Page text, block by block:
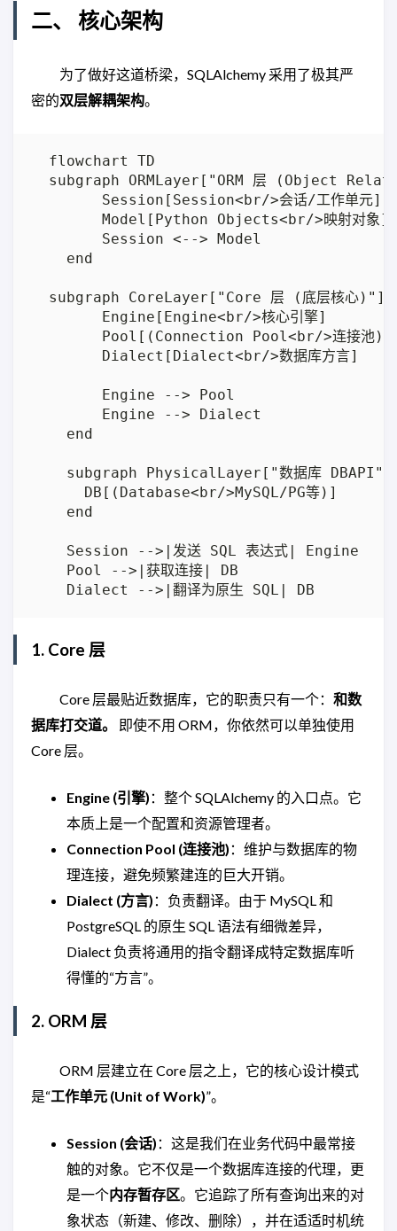
二、 核心架构
为了做好这道桥梁，SQLAlchemy 采用了极其严
密的双层解耦架构。
  flowchart TD
subgraph ORMLayer["ORM 层 (Object
        Session[Session<br/>会话/工作单元]
        Model[Python Objects<br/>映射对象]
        Session <--> Model
    end
  subgraph CoreLayer["Core 层 (底层核心)"]
        Engine[Engine<br/>核心引擎]
        Pool[(Connection Pool<br/>连接池)]
        Dialect[Dialect<br/>数据库方言]
        Engine --> Pool
        Engine --> Dialect
    end
    subgraph PhysicalLayer["数据库 DBAPI"]
      DB[(Database<br/>MySQL/PG等)]
    end
    Session -->|发送 SQL 表达式| Engine
    Pool -->|获取连接| DB
1. Core 层
Core 层最贴近数据库，它的职责只有一个： 和数
据库打交道。
即使不用 ORM，你依然可以单独使用
Core 层。
Engine (引擎) ：整个 SQLAlchemy 的入口点。它
本质上是一个配置和资源管理者。
Connection Pool (连接池) ：维护与数据库的物
理连接，避免频繁建连的巨大开销。
Dialect (方言) ：负责翻译。由于 MySQL 和
PostgreSQL 的原生 SQL 语法有细微差异，
Dialect 负责将通用的指令翻译成特定数据库听
得懂的“方言”。
2. ORM 层
ORM 层建立在 Core 层之上，它的核心设计模式
是“工作单元 (Unit of Work)”。
Session (会话) ：这是我们在业务代码中最常接
触的对象。它不仅是一个数据库连接的代理，更
是一个内存暂存区。它追踪了所有查询出来的对
象状态（新建、修改、删除），并在适适时机统